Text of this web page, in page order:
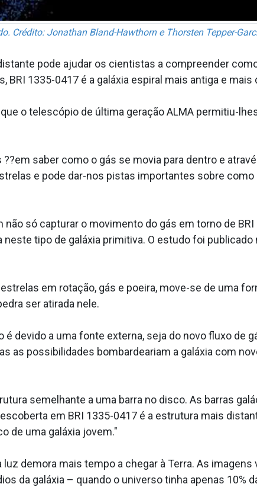
Crédito: Jonathan Bland-Hawthorn e Thorsten Tepper-
pode ajudar os cientistas a compreender
BRI 1335-0417 é a galáxia espiral mais antiga e
o telescópio de última geração ALMA permitiu-
saber como o gás se movia para dentro e
e pode dar-nos pistas importantes sobre
só capturar o movimento do gás em torno de
tipo de galáxia primitiva. O estudo foi
em rotação, gás e poeira, move-se de uma
ser atirada nele.
devido a uma fonte externa, seja do novo fluxo de
as possibilidades bombardeariam a galáxia com
semelhante a uma barra no disco. As barras
em BRI 1335-0417 é a estrutura mais
de uma galáxia jovem."
luz demora mais tempo a chegar à Terra. As
da galáxia – quando o universo tinha apenas 10%